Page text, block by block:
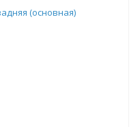
(основная)